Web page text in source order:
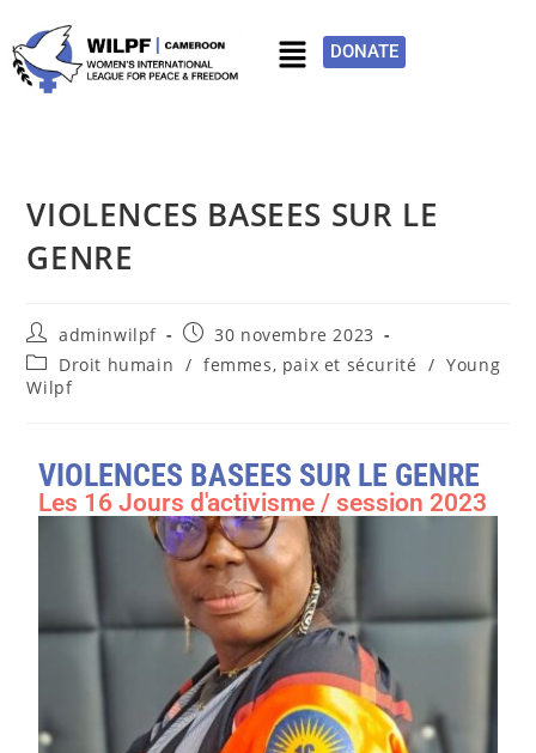
DONATE
VIOLENCES BASEES SUR LE
GENRE
adminwilpf
30 novembre 2023
Droit humain / femmes, paix et sécurité / Young
Wilpf
VIOLENCES BASEES SUR LE GENRE
Les 16 Jours d'activisme / session 2023